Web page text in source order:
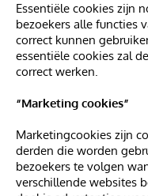
Essentiële cookies zijn
bezoekers alle functies
correct kunnen
essentiële cookies zal
correct werken.
“Marketing cookies”
Marketingcookies zijn
derden die worden
bezoekers te volgen
verschillende websites